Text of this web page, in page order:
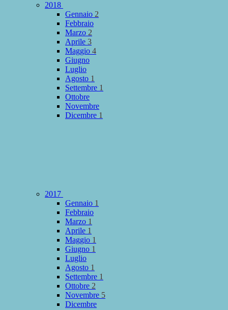
2018
Gennaio 2
Febbraio
Marzo 2
Aprile 3
Maggio 4
Giugno
Luglio
Agosto 1
Settembre 1
Ottobre
Novembre
Dicembre 1
2017
Gennaio 1
Febbraio
Marzo 1
Aprile 1
Maggio 1
Giugno 1
Luglio
Agosto 1
Settembre 1
Ottobre 2
Novembre 5
Dicembre